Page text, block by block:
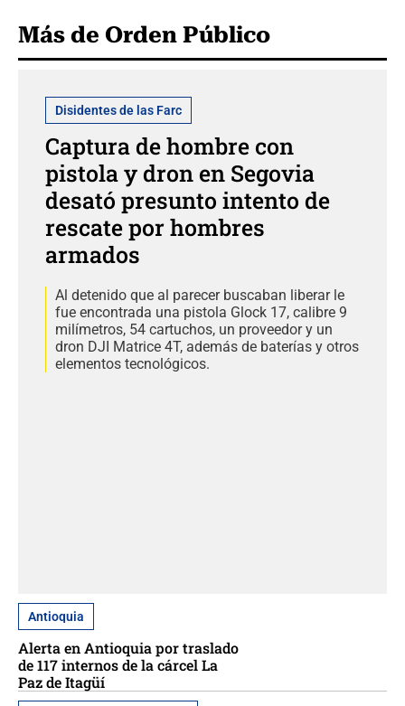
Más de Orden Público
Disidentes de las Farc
Captura de hombre con
pistola y dron en Segovia
desató presunto intento de
rescate por hombres
armados
Al detenido que al parecer buscaban liberar le
fue encontrada una pistola Glock 17, calibre 9
milímetros, 54 cartuchos, un proveedor y un
dron DJI Matrice 4T, además de baterías y otros
elementos tecnológicos.
Antioquia
Alerta en Antioquia por traslado
de 117 internos de la cárcel La
Paz de Itagüí